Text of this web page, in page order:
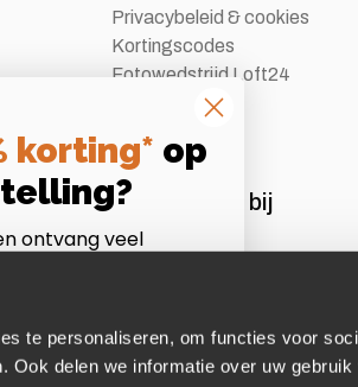
te personaliseren, om functies voor
Ook delen we informatie over uw
Privacybeleid & cookies
Kortingscodes
Fotowedstrijd Loft24
Aangesloten bij
korting* op
ontvang veel
met andere acties of